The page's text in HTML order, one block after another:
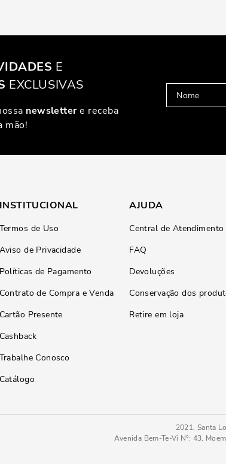
E
EXCLUSIVAS
newslettere receba
mão!
INSTITUCIONAL
Termos de Uso
Aviso de Privacidade
Políticas de Pagamento
Contrato de Compra e Venda
Cartão Presente
Cashback
Trabalhe Conosco
Catálogo
AJUDA
Central de Atendimento
FAQ
Devoluções
Conservação dos
Retire em loja
2021, Santa
Avenida Bem-Te-Vi N°: 43,